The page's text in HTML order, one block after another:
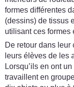
formes différentes
(dessins) de tissus
utilisant ces formes
De retour dans
leurs élèves de les
Lorsqu’ils en ont
travaillent en